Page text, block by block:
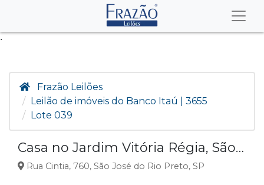
.
Frazão Leilões
Leilão de imóveis do Banco Itaú | 3655
Lote 039
Casa no Jardim Vitória Régia, São José do Rio Preto SP
Rua Cintia, 760, São José do Rio Preto, SP